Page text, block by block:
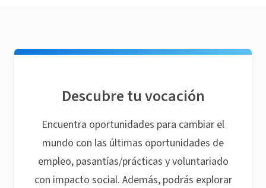
Descubre tu vocación
Encuentra oportunidades para cambiar el
mundo con las últimas oportunidades de
empleo, pasantías/prácticas y voluntariado
con impacto social. Además, podrás explorar